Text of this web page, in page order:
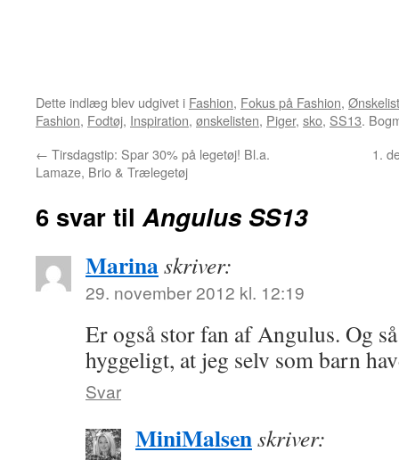
Dette indlæg blev udgivet i Fashion, Fokus på Fashion,
Fashion, Fodtøj, Inspiration, ønskelisten, Piger, sko, SS13.
← Tirsdagstip: Spar 30% på legetøj! Bl.a.
Lamaze, Brio & Trælegetøj
1.
6 svar tilAngulus SS13
Marinaskriver:
29. november 2012 kl. 12:19
Er også stor fan af Angulus. Og
hyggeligt, at jeg selv som barn
Svar
MiniMalsenskriver: